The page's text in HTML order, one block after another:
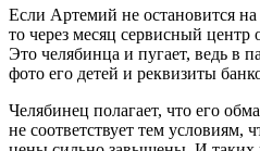
Если Артемий не остановится на
то через месяц сервисный центр
Это челябинца и пугает, ведь в
фото его детей и реквизиты
Челябинец полагает, что его
не соответствует тем условиям,